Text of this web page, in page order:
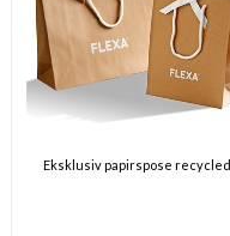
Eksklusiv papirspose recycled